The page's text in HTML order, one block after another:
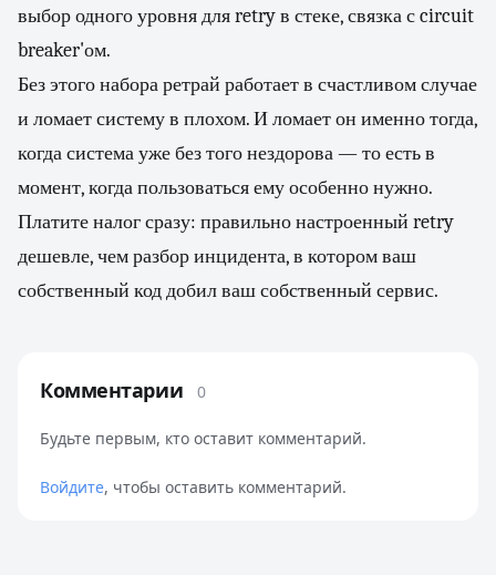
выбор одного уровня для retry в стеке, связка с circuit
breaker'ом.
Без этого набора ретрай работает в счастливом случае
и ломает систему в плохом. И ломает он именно тогда,
когда система уже без того нездорова — то есть в
момент, когда пользоваться ему особенно нужно.
Платите налог сразу: правильно настроенный retry
дешевле, чем разбор инцидента, в котором ваш
собственный код добил ваш собственный сервис.
Комментарии 0
Будьте первым, кто оставит комментарий.
Войдите, чтобы оставить комментарий.